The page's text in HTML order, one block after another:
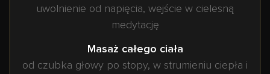
uwolnienie od napięcia, wejście w cielesną
medytację
Masaż całego ciała
od czubka głowy po stopy, w strumieniu ciepła i